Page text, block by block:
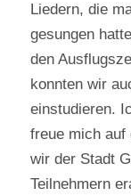
Liedern, die
gesungen
den
konnten wir
einstudieren.
freue mich auf
wir der Stadt
Teilnehmern